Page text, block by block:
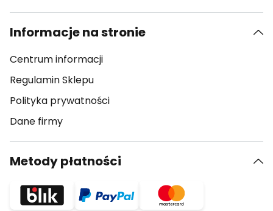
Informacje na stronie
Centrum informacji
Regulamin Sklepu
Polityka prywatności
Dane firmy
Metody płatności